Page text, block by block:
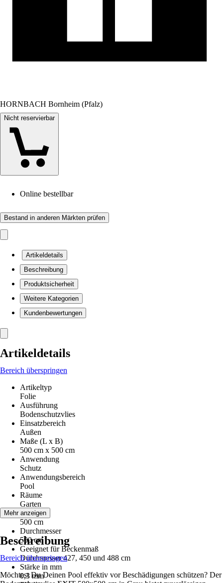
HORNBACH Bornheim (Pfalz)
Nicht reservierbar
Online bestellbar
Bestand in anderen Märkten prüfen
Artikeldetails
Beschreibung
Produktsicherheit
Weitere Kategorien
Kundenbewertungen
Artikeldetails
Bereich überspringen
Artikeltyp
Folie
Ausführung
Bodenschutzvlies
Einsatzbereich
Außen
Maße (L x B)
500 cm x 500 cm
Anwendung
Schutz
Anwendungsbereich
Pool
Räume
Garten
Länge
500 cm
Durchmesser
500 cm
Geeignet für Beckenmaß
Durchmesser 427, 450 und 488 cm
Stärke in mm
0,3 mm
Mehr anzeigen
Beschreibung
Bereich überspringen
Möchtest Du Deinen Pool effektiv vor Beschädigungen schützen? Der